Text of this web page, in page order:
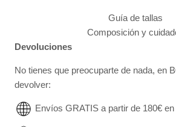
Guía de tallas
Composición y
Devoluciones
No tienes que preocuparte de nada, en
devolver:
Envíos GRATIS a partir de 180€